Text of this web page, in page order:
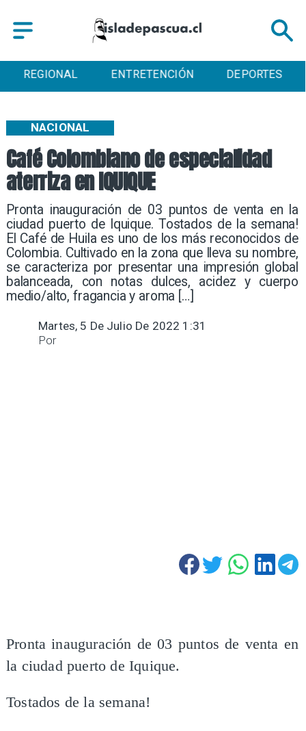
ENTRETENCIÓN DEPORTES CULTURA
Café Colombiano de especialidad
aterriza en IQUIQUE
Pronta inauguración de 03 puntos de venta en la
ciudad puerto de Iquique. Tostados de la semana!
El Café de Huila es uno de los más reconocidos de
Colombia. Cultivado en la zona que lleva su nombre,
se caracteriza por presentar una impresión global
balanceada, con notas dulces, acidez y cuerpo
medio/alto, fragancia y aroma […]
NACIONAL
Martes, 5 De Julio De 2022 1:31
Por
Pronta inauguración de 03 puntos de venta en
la ciudad puerto de Iquique.
Tostados de la semana!